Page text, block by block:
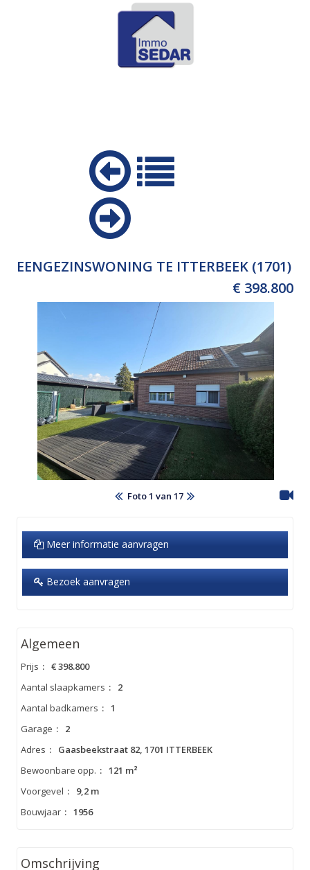
EENGEZINSWONING TE ITTERBEEK (1701)
€ 398.800
Foto 1 van 17
Meer informatie aanvragen
Bezoek aanvragen
Algemeen
Prijs : € 398.800
Aantal slaapkamers :
2
Aantal badkamers : 1
Garage :
2
Adres :
Gaasbeekstraat 82, 1701 ITTERBEEK
Bewoonbare opp. : 121 m²
Voorgevel :
9,2 m
Bouwjaar : 1956
Omschrijving